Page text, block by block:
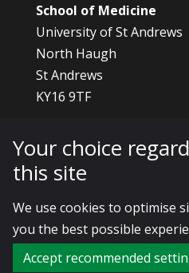
School of Medicine
University of St Andrews
North Haugh
St Andrews
KY16 9TF
Email:spict@st-
© 2025 The University of
charity registered in
Your choice
this site
We use cookies to optimise
you the best possible
Accept recommended